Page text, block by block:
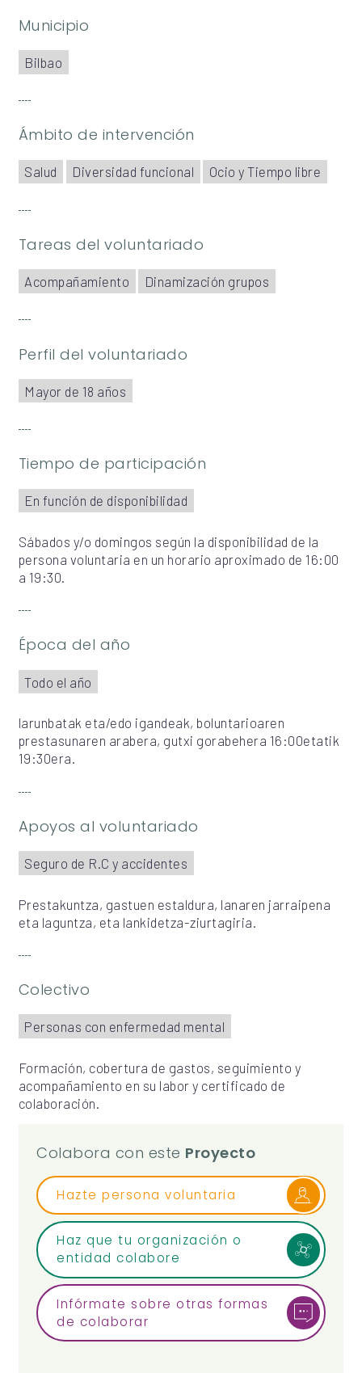
Municipio
Bilbao
Ámbito de intervención
Salud Diversidad funcional Ocio y Tiempo libre
Tareas del voluntariado
Acompañamiento Dinamización grupos
Perfil del voluntariado
Mayor de 18 años
Tiempo de participación
En función de disponibilidad
Sábados y/o domingos según la disponibilidad de la
persona voluntaria en un horario aproximado de 16:00
a 19:30.
Época del año
Todo el año
larunbatak eta/edo igandeak, boluntarioaren
prestasunaren arabera, gutxi gorabehera 16:00etatik
19:30era.
Apoyos al voluntariado
Seguro de R.C y accidentes
Prestakuntza, gastuen estaldura, lanaren jarraipena
eta laguntza, eta lankidetza-ziurtagiria.
Colectivo
Personas con enfermedad mental
Formación, cobertura de gastos, seguimiento y
acompañamiento en su labor y certificado de
colaboración.
Colabora con este Proyecto
Hazte persona voluntaria
Haz que tu organización o
entidad colabore
Infórmate sobre otras formas
de colaborar